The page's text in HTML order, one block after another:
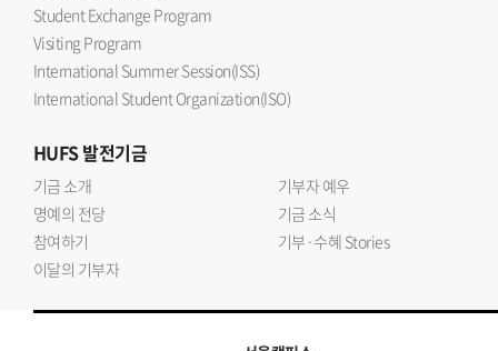
Student Exchange Program
Visiting Program
International Summer Session(ISS)
International Student Organization(ISO)
HUFS발전기금
기금 소개
기부자 예우
명예의 전당
기금 소식
참여하기
기부·수혜 Stories
이달의 기부자